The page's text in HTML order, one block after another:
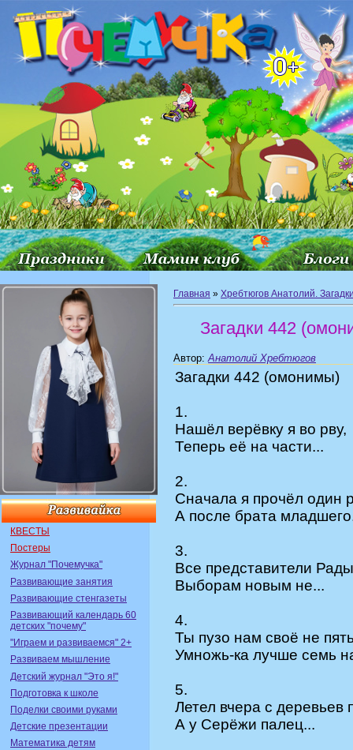
КВЕСТЫ
Постеры
Журнал "Почемучка"
Развивающие занятия
Развивающие стенгазеты
Развивающий календарь 60
детских "почему"
"Играем и развиваемся" 2+
Развиваем мышление
Детский журнал "Это я!"
Подготовка к школе
Поделки своими руками
Детские презентации
Математика детям
Главная » Хребтюгов Анатолий.
Загадки 442
Автор: Анатолий Хребтюгов
Загадки 442 (омонимы)
1.
Нашёл верёвку я во рву,
Теперь её на части...
2.
Сначала я прочёл один
А после брата
3.
Все представители Рады
Выборам новым не...
4.
Ты пузо нам своё не
Умножь-ка лучше семь
5.
Летел вчера с деревьев
А у Серёжи палец...